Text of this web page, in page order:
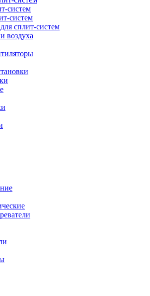
систем
систем
сплит-систем
воздуха